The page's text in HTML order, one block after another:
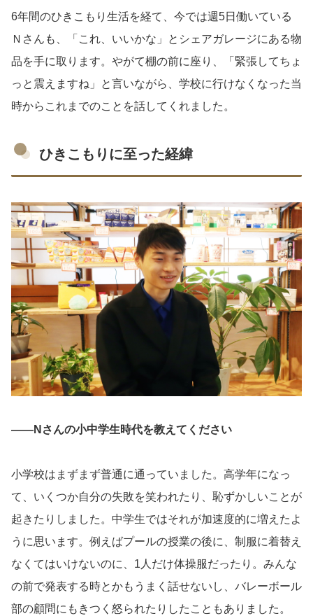
6年間のひきこもり生活を経て、今では週5日働いている
Ｎさんも、「これ、いいかな」とシェアガレージにある物
品を手に取ります。やがて棚の前に座り、「緊張してちょ
っと震えますね」と言いながら、学校に行けなくなった当
時からこれまでのことを話してくれました。
ひきこもりに至った経緯
――Nさんの小中学生時代を教えてください
小学校はまずまず普通に通っていました。高学年になっ
て、いくつか自分の失敗を笑われたり、恥ずかしいことが
起きたりしました。中学生ではそれが加速度的に増えたよ
うに思います。例えばプールの授業の後に、制服に着替え
なくてはいけないのに、1人だけ体操服だったり。みんな
の前で発表する時とかもうまく話せないし、バレーボール
部の顧問にもきつく怒られたりしたこともありました。